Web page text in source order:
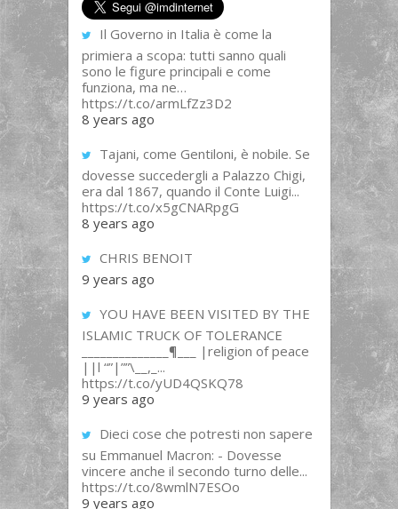
Il Governo in Italia è come la
primiera a scopa: tutti sanno quali
sono le figure principali e come
funziona, ma ne…
https://t.co/armLfZz3D2
8 years ago
Tajani, come Gentiloni, è nobile. Se
dovesse succedergli a Palazzo Chigi,
era dal 1867, quando il Conte Luigi...
https://t.co/x5gCNARpgG
8 years ago
CHRIS BENOIT
9 years ago
YOU HAVE BEEN VISITED BY THE
ISLAMIC TRUCK OF TOLERANCE
______________¶___ |religion of peace
||l “”|””\__,_...
https://t.co/yUD4QSKQ78
9 years ago
Dieci cose che potresti non sapere
su Emmanuel Macron: - Dovesse
vincere anche il secondo turno delle...
https://t.co/8wmlN7ESOo
9 years ago